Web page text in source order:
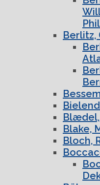
Berlitz,
Blædel,
Blake,
Bloch,